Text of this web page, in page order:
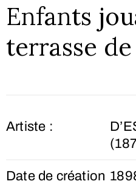
Enfants
terrasse
Artiste :
Date de création